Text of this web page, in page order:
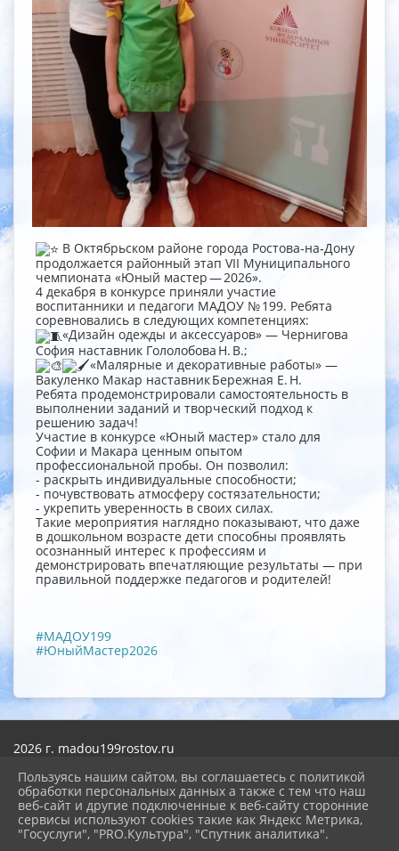
В Октябрьском районе города Ростова‑на‑Дону
продолжается районный этап VII Муниципального
чемпионата «Юный мастер — 2026».
4 декабря в конкурсе приняли участие
воспитанники и педагоги МАДОУ № 199. Ребята
соревновались в следующих компетенциях:
«Дизайн одежды и аксессуаров» — Чернигова
София наставник Гололобова Н. В.;
«Малярные и декоративные работы» —
Вакуленко Макар наставник Бережная Е. Н.
Ребята продемонстрировали самостоятельность в
выполнении заданий и творческий подход к
решению задач!
Участие в конкурсе «Юный мастер» стало для
Софии и Макара ценным опытом
профессиональной пробы. Он позволил:
- раскрыть индивидуальные способности;
- почувствовать атмосферу состязательности;
- укрепить уверенность в своих силах.
Такие мероприятия наглядно показывают, что даже
в дошкольном возрасте дети способны проявлять
осознанный интерес к профессиям и
демонстрировать впечатляющие результаты — при
правильной поддержке педагогов и родителей!
#МАДОУ199
#ЮныйМастер2026
2026 г. madou199rostov.ru
Карта сайта
Политика обработки персональных данных
Сделано на KubCMS
Разработка и поддержка
Пользуясь нашим сайтом, вы соглашаетесь с политикой
обработки персональных данных а также с тем что наш
веб-сайт и другие подключенные к веб-сайту сторонние
сервисы используют cookies такие как Яндекс Метрика,
"Госуслуги", "PRO.Культура", "Спутник аналитика".